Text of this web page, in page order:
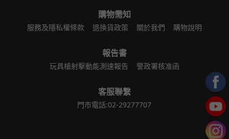
購物需知
服務及隱私權條款 退換貨政策 關於我們 購物說明
報告書
玩具槍射擊動能測速報告 警政署核准函
客服聯繫
門市電話:02-29277707